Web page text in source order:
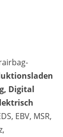
Digital
EBV, MSR,